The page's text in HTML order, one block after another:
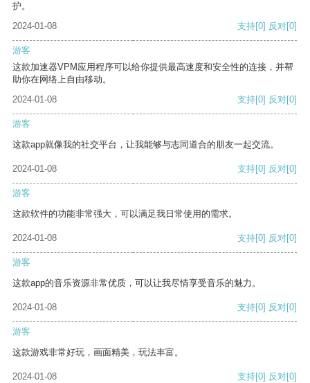
护。
2024-01-08
支持[0] 反对[0]
游客
这款加速器VPM应用程序可以给你提供最高速度和安全性的连接，并帮
助你在网络上自由移动。
2024-01-08
支持[0] 反对[0]
游客
这款app就像我的社交平台，让我能够与志同道合的朋友一起交流。
2024-01-08 支持[0] 反对[0]
游客
这款软件的功能非常强大，可以满足我日常使用的需求。
2024-01-08 支持[0] 反对[0]
游客
这款app的音乐资源非常优质，可以让我尽情享受音乐的魅力。
2024-01-08 支持[0] 反对[0]
游客
这款游戏非常好玩，画面精美，玩法丰富。
2024-01-08 支持[0] 反对[0]